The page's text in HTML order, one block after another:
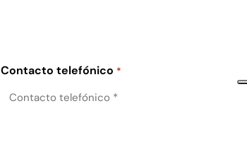
Contacto telefónico *